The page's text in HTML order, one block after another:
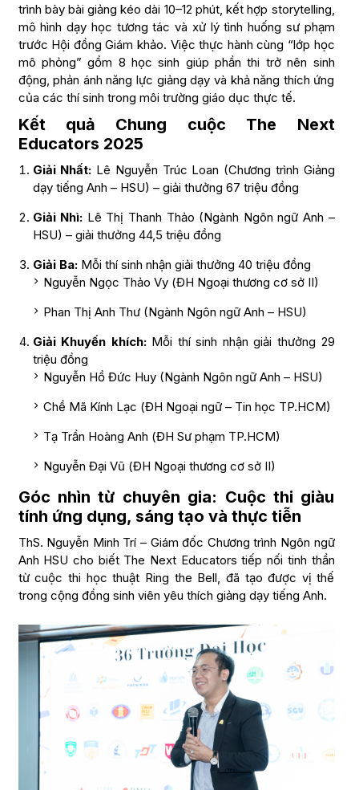
trình bày bài giảng kéo dài 10–12 phút, kết hợp storytelling,
mô hình dạy học tương tác và xử lý tình huống sư phạm
trước Hội đồng Giám khảo. Việc thực hành cùng “lớp học
mô phỏng” gồm 8 học sinh giúp phần thi trở nên sinh
động, phản ánh năng lực giảng dạy và khả năng thích ứng
của các thí sinh trong môi trường giáo dục thực tế.
Kết quả Chung cuộc The Next
Educators 2025
Giải Nhất: Lê Nguyễn Trúc Loan (Chương trình Giảng
dạy tiếng Anh – HSU) – giải thưởng 67 triệu đồng
Giải Nhì: Lê Thị Thanh Thảo (Ngành Ngôn ngữ Anh –
HSU) – giải thưởng 44,5 triệu đồng
Giải Ba:Mỗi thí sinh nhận giải thưởng 40 triệu đồng
Nguyễn Ngọc Thảo Vy (ĐH Ngoại thương cơ sở II)
Phan Thị Anh Thư (Ngành Ngôn ngữ Anh – HSU)
Giải Khuyến khích:Mỗi thí sinh nhận giải thưởng 29
triệu đồng
Nguyễn Hồ Đức Huy (Ngành Ngôn ngữ Anh – HSU)
Chề Mã Kính Lạc (ĐH Ngoại ngữ – Tin học TP.HCM)
Tạ Trần Hoàng Anh (ĐH Sư phạm TP.HCM)
Nguyễn Đại Vũ (ĐH Ngoại thương cơ sở II)
Góc nhìn từ chuyên gia: Cuộc thi giàu
tính ứng dụng, sáng tạo và thực tiễn
ThS. Nguyễn Minh Trí – Giám đốc Chương trình Ngôn ngữ
Anh HSU cho biết The Next Educators tiếp nối tinh thần
từ cuộc thi học thuật Ring the Bell, đã tạo được vị thế
trong cộng đồng sinh viên yêu thích giảng dạy tiếng Anh.